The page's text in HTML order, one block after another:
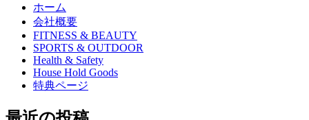
ホーム
会社概要
FITNESS & BEAUTY
SPORTS & OUTDOOR
Health & Safety
House Hold Goods
特典ページ